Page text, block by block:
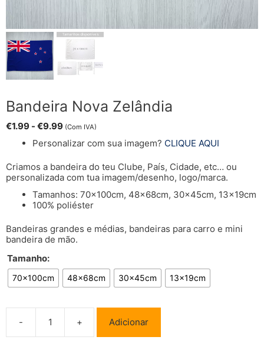
Bandeira Nova Zelândia
€1.99 - €9.99 (Com IVA)
Personalizar com sua imagem? CLIQUE AQUI
Criamos a bandeira do teu Clube, País, Cidade, etc… ou
personalizada com tua imagem/desenho, logo/marca.
Tamanhos: 70x100cm, 48x68cm, 30x45cm, 13x19cm
100% poliéster
Bandeiras grandes e médias, bandeiras para carro e mini
bandeira de mão.
Tamanho:
70x100cm 48x68cm 30x45cm 13x19cm
-
Quantidade
de
+ Adicionar